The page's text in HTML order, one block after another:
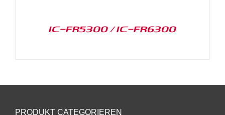
IC-FR5300 / IC-FR6300
PRODUKT CATEGORIEREN